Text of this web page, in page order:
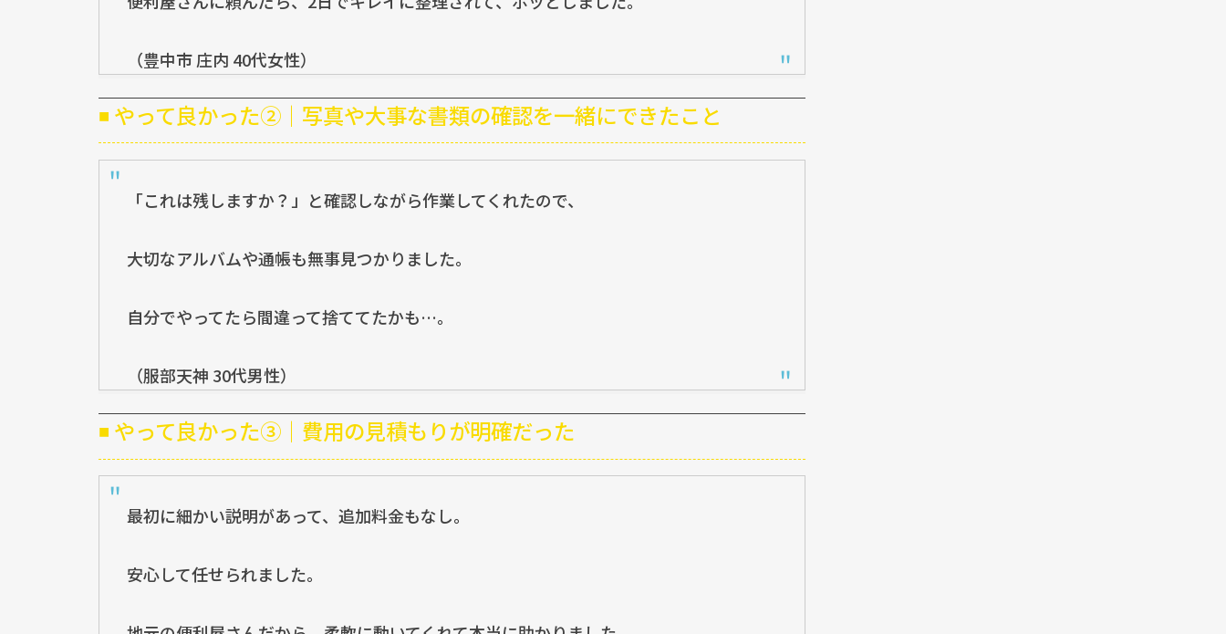
（豊中市 庄内 40代女性）
◾ やって良かった②｜写真や大事な書類の確認を一緒にできたこと
「これは残しますか？」と確認しながら作業してくれたので、
大切なアルバムや通帳も無事見つかりました。
自分でやってたら間違って捨ててたかも…。
（服部天神 30代男性）
◾ やって良かった③｜費用の見積もりが明確だった
最初に細かい説明があって、追加料金もなし。
安心して任せられました。